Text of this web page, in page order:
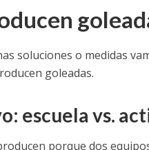
soluciones o medidas
goleadas.
escuela vs.
porque dos